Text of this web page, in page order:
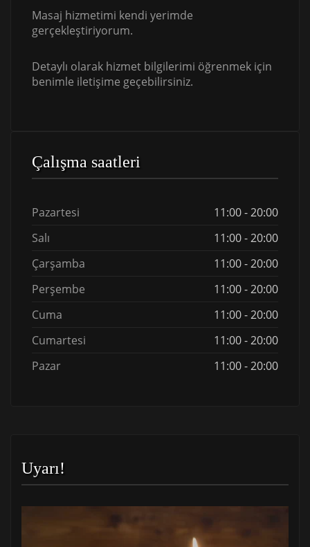
Masaj hizmetimi kendi yerimde
gerçekleştiriyorum.
Detaylı olarak hizmet bilgilerimi öğrenmek için
benimle iletişime geçebilirsiniz.
Çalışma saatleri
Pazartesi
11:00 - 20:00
Salı
11:00 - 20:00
Çarşamba
11:00 - 20:00
Perşembe
11:00 - 20:00
Cuma
11:00 - 20:00
Cumartesi
11:00 - 20:00
Pazar
11:00 - 20:00
Uyarı!